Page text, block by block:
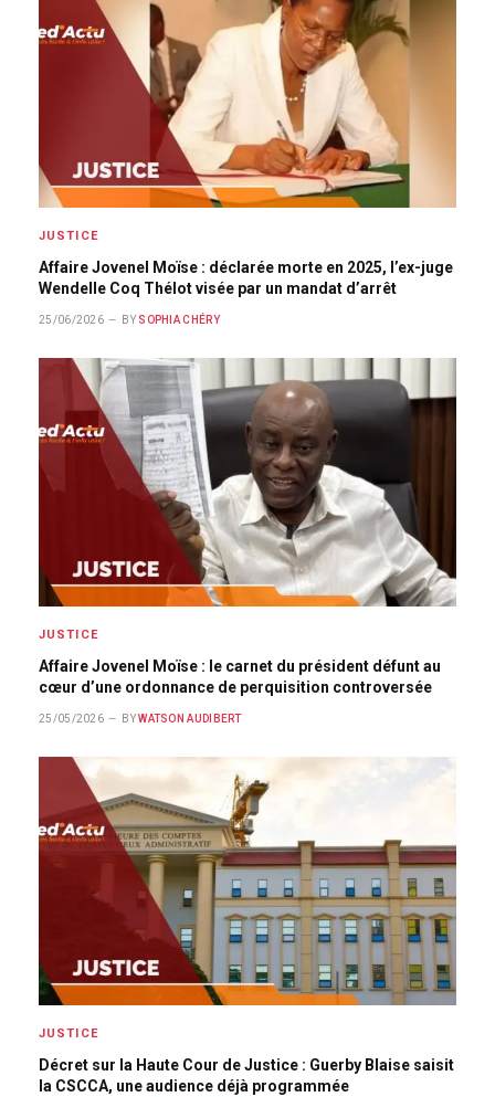
JUSTICE
Affaire Jovenel Moïse : déclarée morte en 2025, l’ex-juge
Wendelle Coq Thélot visée par un mandat d’arrêt
25/06/2026 BY SOPHIA CHÉRY
JUSTICE
Affaire Jovenel Moïse : le carnet du président défunt au
cœur d’une ordonnance de perquisition controversée
25/05/2026 BY WATSON AUDIBERT
JUSTICE
Décret sur la Haute Cour de Justice : Guerby Blaise saisit
la CSCCA, une audience déjà programmée